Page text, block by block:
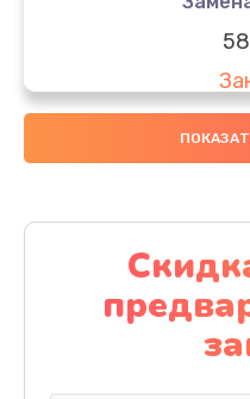
Замена